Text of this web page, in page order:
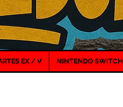
EX / V NINTENDO SWITCH